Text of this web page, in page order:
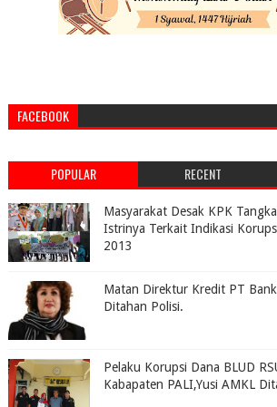
FACEBOOK
POPULAR RECENT
Masyarakat Desak KPK
Istrinya Terkait Indikasi
2013
Matan Direktur Kredit PT
Ditahan Polisi.
Pelaku Korupsi Dana BLUD
Kabapaten PALI,Yusi AMKL